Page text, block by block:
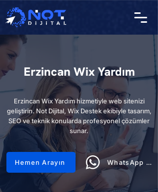
Erzincan Wix Yardım
Erzincan Wix Yardım hizmetiyle web sitenizi
geliştirin. Not Dijital, Wix Destek ekibiyle tasarım,
SEO ve teknik konularda profesyonel çözümler
sunar.
Hemen Arayın WhatsApp Hattı